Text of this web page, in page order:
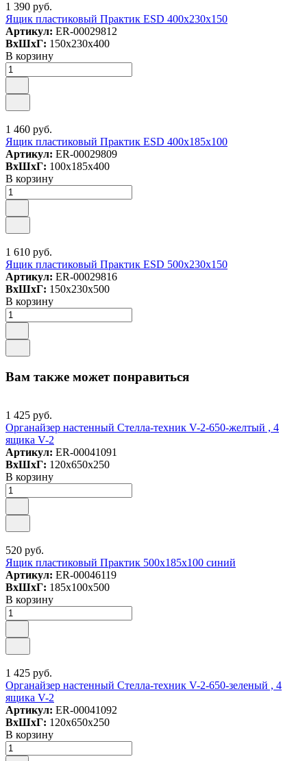
1 390 руб.
Ящик пластиковый Практик ESD 400x230x150
Артикул: ER-00029812
ВxШxГ: 150x230x400
В корзину
1 460 руб.
Ящик пластиковый Практик ESD 400x185x100
Артикул: ER-00029809
ВxШxГ: 100x185x400
В корзину
1 610 руб.
Ящик пластиковый Практик ESD 500x230x150
Артикул: ER-00029816
ВxШxГ: 150x230x500
В корзину
Вам также может понравиться
1 425 руб.
Органайзер настенный Стелла-техник V-2-650-желтый , 4
ящика V-2
Артикул: ER-00041091
ВxШxГ: 120x650x250
В корзину
520 руб.
Ящик пластиковый Практик 500x185x100 синий
Артикул: ER-00046119
ВxШxГ: 185x100x500
В корзину
1 425 руб.
Органайзер настенный Стелла-техник V-2-650-зеленый , 4
ящика V-2
Артикул: ER-00041092
ВxШxГ: 120x650x250
В корзину